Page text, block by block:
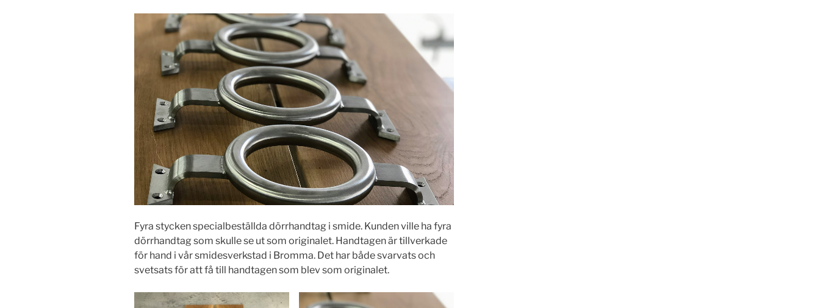
Fyra stycken specialbeställda dörrhandtag i smide. Kunden ville ha fyra
dörrhandtag som skulle se ut som originalet. Handtagen är tillverkade
för hand i vår smidesverkstad i Bromma. Det har både svarvats och
svetsats för att få till handtagen som blev som originalet.